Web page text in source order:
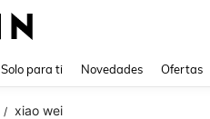
Solo para ti Novedades Ofertas
/ xiao wei